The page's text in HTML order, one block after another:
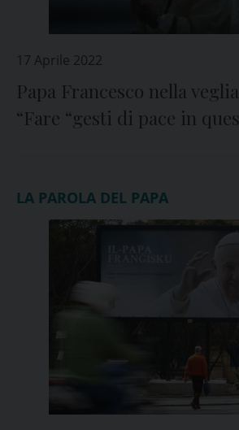
17 Aprile 2022
Papa Francesco nella
“Fare “gesti di pace in
LA PAROLA DEL PAPA